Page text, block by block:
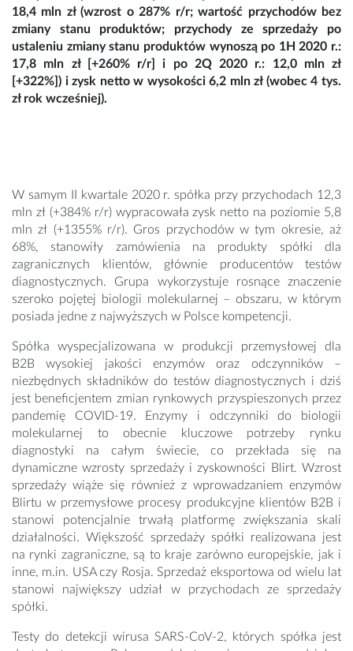
18,4 mln zł (wzrost o 287% r/r; wartość przychodów bez
zmiany stanu produktów; przychody ze sprzedaży po
ustaleniu zmiany stanu produktów wynoszą po 1H 2020 r.:
17,8 mln zł [+260% r/r] i po 2Q 2020 r.: 12,0 mln zł
[+322%]) i zysk netto w wysokości 6,2 mln zł (wobec 4 tys.
zł rok wcześniej).
W samym II kwartale 2020 r. spółka przy przychodach 12,3
mln zł (+384% r/r) wypracowała zysk netto na poziomie 5,8
mln zł (+1355% r/r). Gros przychodów w tym okresie, aż
68%, stanowiły zamówienia na produkty spółki dla
zagranicznych klientów, głównie producentów testów
diagnostycznych. Grupa wykorzystuje rosnące znaczenie
szeroko pojętej biologii molekularnej – obszaru, w którym
posiada jedne z najwyższych w Polsce kompetencji.
Spółka wyspecjalizowana w produkcji przemysłowej dla
B2B wysokiej jakości enzymów oraz odczynników –
niezbędnych składników do testów diagnostycznych i dziś
jest beneficjentem zmian rynkowych przyspieszonych przez
pandemię COVID-19. Enzymy i odczynniki do biologii
molekularnej to obecnie kluczowe potrzeby rynku
diagnostyki na całym świecie, co przekłada się na
dynamiczne wzrosty sprzedaży i zyskowności Blirt. Wzrost
sprzedaży wiąże się również z wprowadzaniem enzymów
Blirtu w przemysłowe procesy produkcyjne klientów B2B i
stanowi potencjalnie trwałą platformę zwiększania skali
działalności. Większość sprzedaży spółki realizowana jest
na rynki zagraniczne, są to kraje zarówno europejskie, jak i
inne, m.in. USA czy Rosja. Sprzedaż eksportowa od wielu lat
stanowi największy udział w przychodach ze sprzedaży
spółki.
Testy do detekcji wirusa SARS-CoV-2, których spółka jest